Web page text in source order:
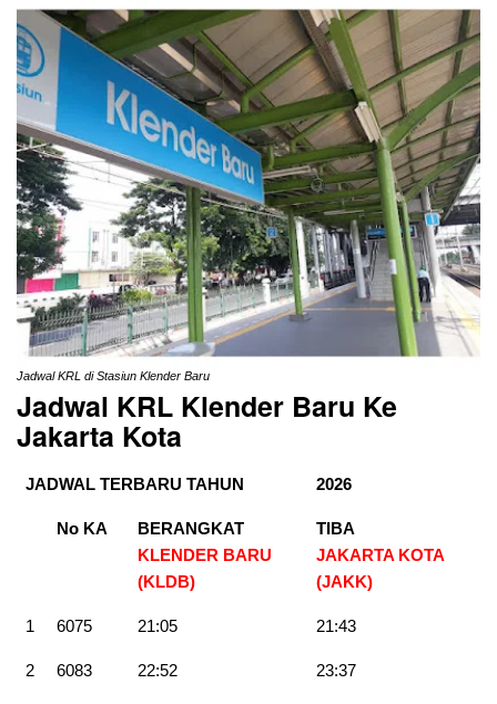
Jadwal KRL di Stasiun Klender Baru
Jadwal KRL Klender Baru Ke
Jakarta Kota
JADWAL TERBARU TAHUN 2026
No KA
BERANGKAT
KLENDER BARU
(KLDB)
TIBA
JAKARTA KOTA
(JAKK)
1 6075 21:05 21:43
2 6083 22:52 23:37